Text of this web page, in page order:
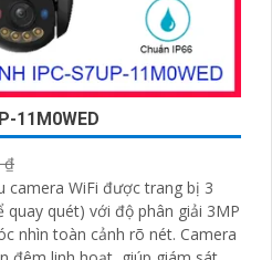
11M0WED
₫
camera WiFi được trang bị 3
quay quét) với độ phân giải 3MP
toàn cảnh rõ nét. Camera